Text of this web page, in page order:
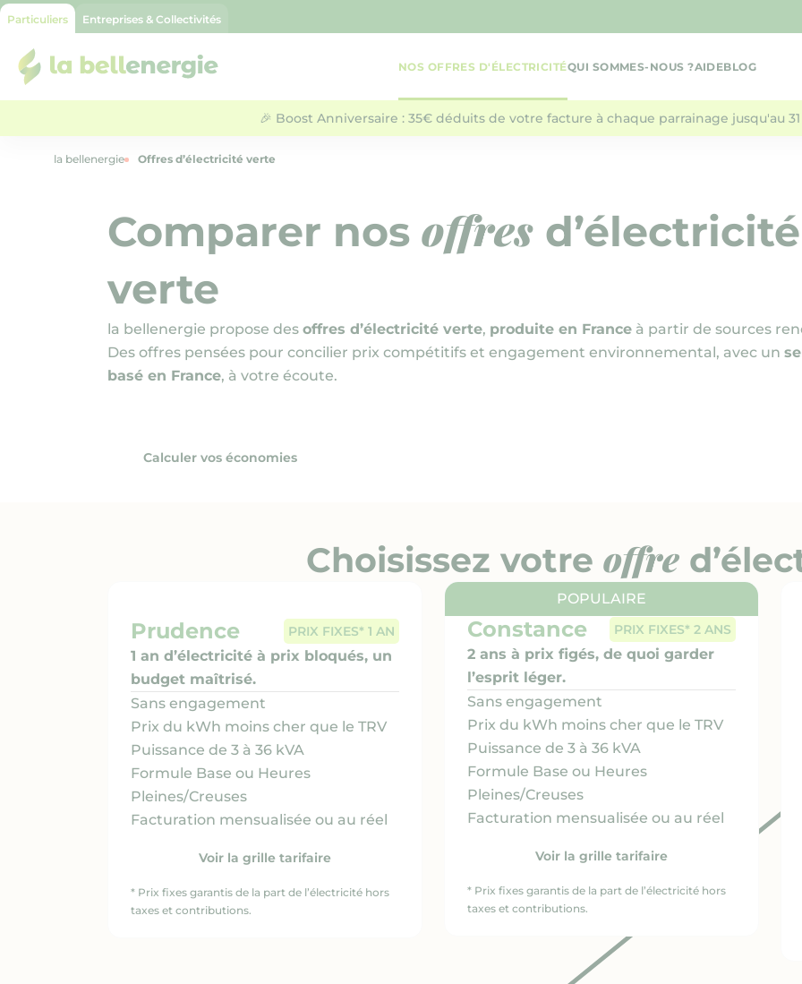
Particuliers Entreprises & Collectivités
la bellenergie
NOS OFFRES D'ÉLECTRICITÉQUI SOMMES-NOUS ?AIDEBLOG
🎉 Boost Anniversaire : 35€ déduits de votre facture à chaque parrainage jusqu'au 31
la bellenergie Offres d’électricité verte
Comparer nos offres d’électricité
verte
la bellenergie propose des offres d’électricité verte, produite en France à partir de sources
Des offres pensées pour concilier prix compétitifs et engagement environnemental, avec un
basé en France, à votre écoute.
Calculer vos économies
Choisissez votre offre
Prudence PRIX FIXES* 1 AN
1 an d’électricité à prix bloqués, un
budget maîtrisé.
Sans engagement
Prix du kWh moins cher que le TRV
Puissance de 3 à 36 kVA
Formule Base ou Heures
Pleines/Creuses
Facturation mensualisée ou au réel
Voir la grille tarifaire
* Prix fixes garantis de la part de l’électricité hors
taxes et contributions.
POPULAIRE
Constance PRIX FIXES* 2 ANS
2 ans à prix figés, de quoi garder
l’esprit léger.
Sans engagement
Prix du kWh moins cher que le TRV
Puissance de 3 à 36 kVA
Formule Base ou Heures
Pleines/Creuses
Facturation mensualisée ou au réel
Voir la grille tarifaire
* Prix fixes garantis de la part de l’électricité hors
taxes et contributions.